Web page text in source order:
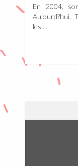
En 2004,
Aujourd?hui,
les ...